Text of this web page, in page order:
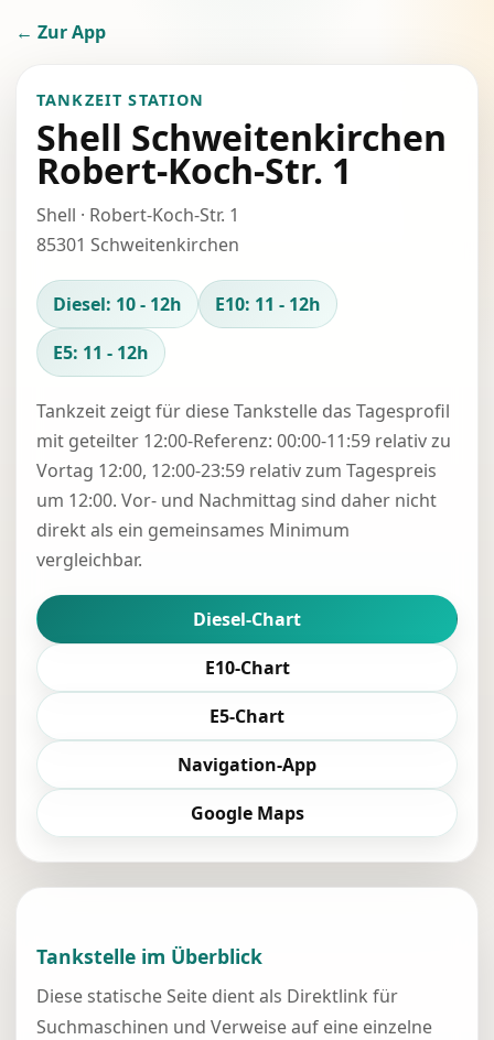
← Zur App
TANKZEIT STATION
Shell Schweitenkirchen
Robert-Koch-Str. 1
Shell · Robert-Koch-Str. 1
85301 Schweitenkirchen
Diesel: 10 - 12h
E10: 11 - 12h
E5: 11 - 12h
Tankzeit zeigt für diese Tankstelle das Tagesprofil
mit geteilter 12:00-Referenz: 00:00-11:59 relativ zu
Vortag 12:00, 12:00-23:59 relativ zum Tagespreis
um 12:00. Vor- und Nachmittag sind daher nicht
direkt als ein gemeinsames Minimum
vergleichbar.
Diesel-Chart
E10-Chart
E5-Chart
Navigation-App
Google Maps
Tankstelle im Überblick
Diese statische Seite dient als Direktlink für
Suchmaschinen und Verweise auf eine einzelne